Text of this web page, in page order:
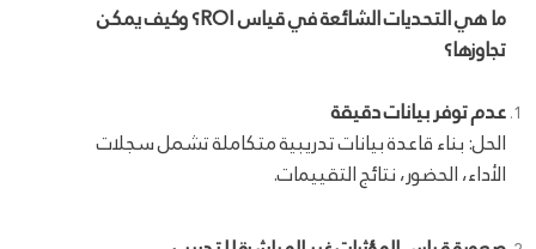
ما هي التحديات الشائعة في قياس ROI؟ وكيف يمكن
تجاوزها؟
عدم توفر بيانات دقيقة
الحل: بناء قاعدة بيانات تدريبية متكاملة تشمل سجلات
الأداء، الحضور، نتائج التقييمات.